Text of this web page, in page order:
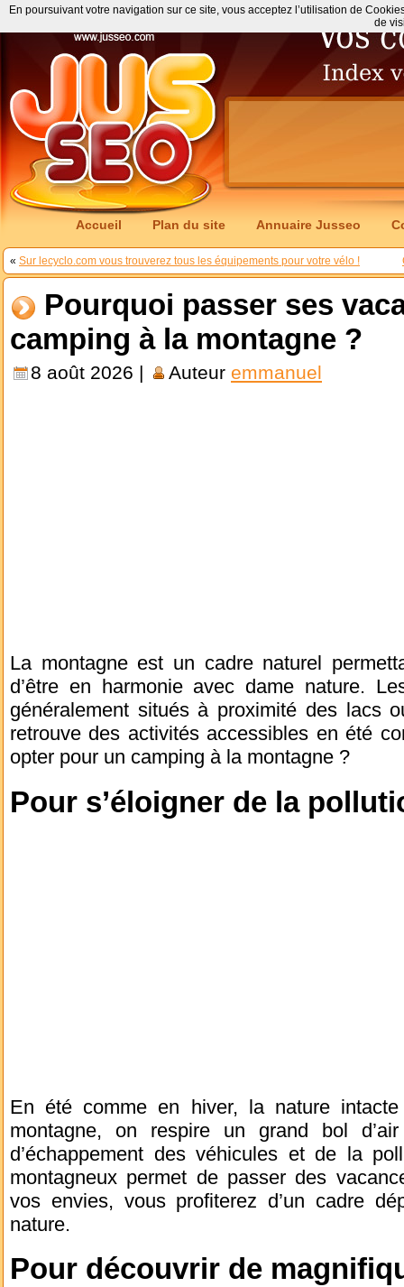
Accueil Plan du site Annuaire Jusseo
« Sur lecyclo.com vous trouverez tous les équipements pour votre vélo !
Pourquoi passer ses
camping à la montagne ?
8 août 2026 | Auteur emmanuel
La montagne est un cadre naturel
d’être en harmonie avec dame nature.
généralement situés à proximité des lacs
retrouve des activités accessibles en été
opter pour un camping à la montagne ?
Pour s’éloigner de la
En été comme en hiver, la nature
montagne, on respire un grand bol
d’échappement des véhicules et de la
montagneux permet de passer des
vos envies, vous profiterez d’un cadre
nature.
Pour découvrir de
En poursuivant votre navigation sur ce site, vous acceptez l’utilisation de
de